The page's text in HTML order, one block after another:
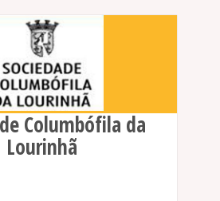
Columbófila da
Lourinhã